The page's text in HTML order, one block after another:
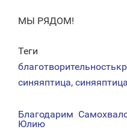
МЫ РЯДОМ!
синяяптица,
НАВИГАЦИЯ
Благодарим
Юлию